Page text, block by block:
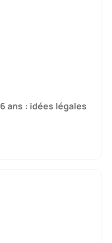
ans : idées légales